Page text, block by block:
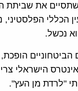
את שביתת
הכללי
נכשל.
הישראלי
"לרדת מן העץ".